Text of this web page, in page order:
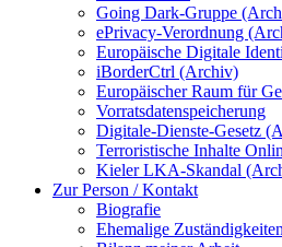
Going Dark-Gruppe
ePrivacy-Verordnung
Europäische Digitale
iBorderCtrl (Archiv)
Europäischer Raum für
Vorratsdatenspeicherung
Digitale-Dienste-Gesetz
Terroristische Inhalte
Kieler LKA-Skandal
Zur Person / Kontakt
Biografie
Ehemalige Zuständigkeiten